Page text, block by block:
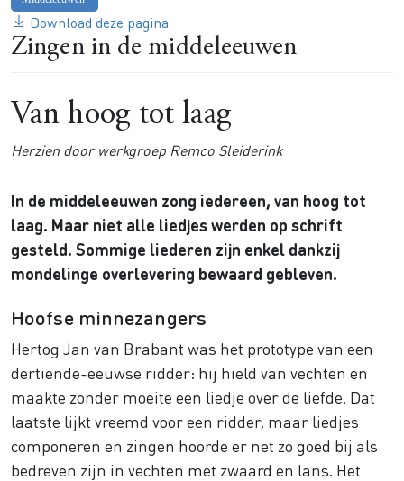
Download deze pagina
Zingen in de middeleeuwen
Van hoog tot laag
Herzien door werkgroep Remco Sleiderink
In de middeleeuwen zong iedereen, van hoog tot
laag. Maar niet alle liedjes werden op schrift
gesteld. Sommige liederen zijn enkel dankzij
mondelinge overlevering bewaard gebleven.
Hoofse minnezangers
Hertog Jan van Brabant was het prototype van een
dertiende-eeuwse ridder: hij hield van vechten en
maakte zonder moeite een liedje over de liefde. Dat
laatste lijkt vreemd voor een ridder, maar liedjes
componeren en zingen hoorde er net zo goed bij als
bedreven zijn in vechten met zwaard en lans. Het